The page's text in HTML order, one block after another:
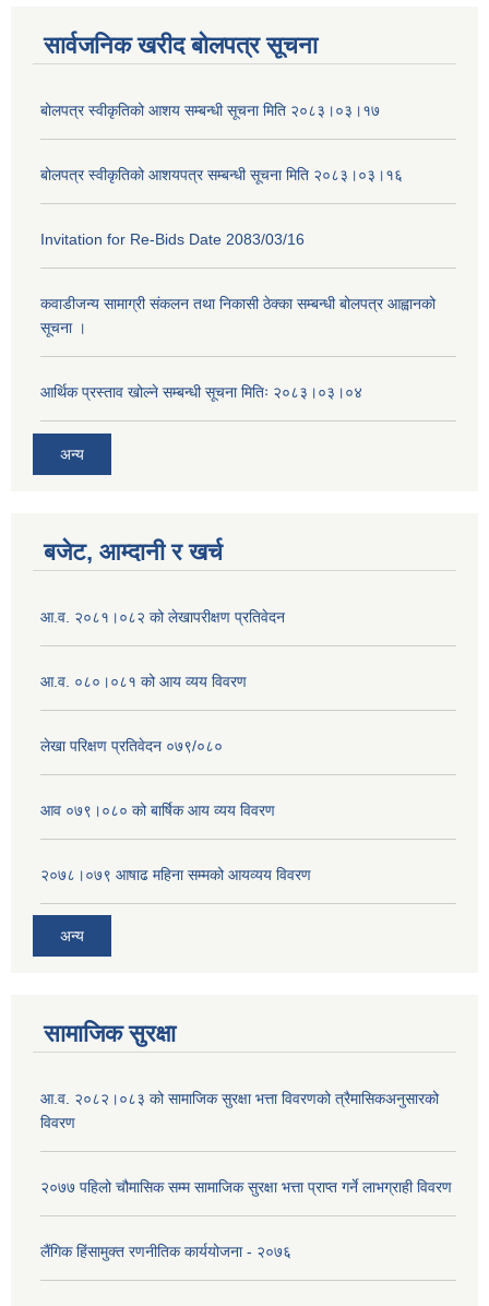
सार्वजनिक खरीद बोलपत्र सूचना
बोलपत्र स्वीकृतिको आशय सम्बन्धी सूचना मिति २०८३।०३।१७
बोलपत्र स्वीकृतिको आशयपत्र सम्बन्धी सूचना मिति २०८३।०३।१६
Invitation for Re-Bids Date 2083/03/16
कवाडीजन्य सामाग्री संकलन तथा निकासी ठेक्का सम्बन्धी बोलपत्र आह्वानको
सूचना ।
आर्थिक प्रस्ताव खोल्ने सम्बन्धी सूचना मितिः २०८३।०३।०४
अन्य
बजेट, आम्दानी र खर्च
आ.व. २०८१।०८२ को लेखापरीक्षण प्रतिवेदन
आ.व. ०८०।०८१ को आय व्यय विवरण
लेखा परिक्षण प्रतिवेदन ०७९/०८०
आव ०७९।०८० को बार्षिक आय व्यय विवरण
२०७८।०७९ आषाढ महिना सम्मको आयव्यय विवरण
अन्य
सामाजिक सुरक्षा
आ.व. २०८२।०८३ को सामाजिक सुरक्षा भत्ता विवरणको त्रैमासिकअनुसारको
विवरण
२०७७ पहिलो चौमासिक सम्म सामाजिक सुरक्षा भत्ता प्राप्त गर्ने लाभग्राही विवरण
लैंगिक हिंसामुक्त रणनीतिक कार्ययोजना - २०७६